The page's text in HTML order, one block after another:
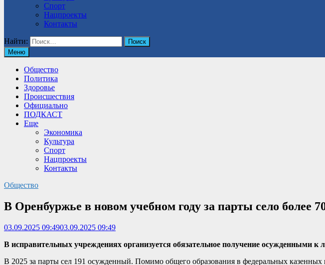
Спорт
Нацпроекты
Контакты
Найти:
Меню
Общество
Политика
Здоровье
Происшествия
Официально
ПОДКАСТ
Еще
Экономика
Культура
Спорт
Нацпроекты
Контакты
Общество
В Оренбуржье в новом учебном году за парты село более
03.09.2025 09:4903.09.2025 09:49
В исправительных учреждениях организуется обязательное получение осужденными
В 2025 за парты сел 191 осужденный. Помимо общего образования в федеральных